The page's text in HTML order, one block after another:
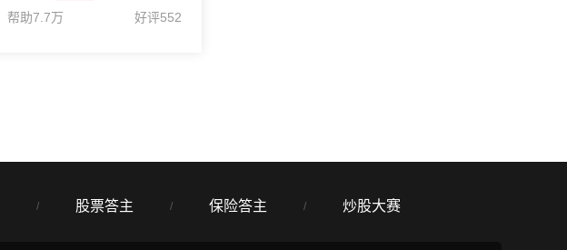
帮助7.7万
好评552
/ 股票答主 / 保险答主 / 炒股大赛